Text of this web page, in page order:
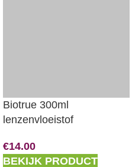
Biotrue 300ml
lenzenvloeistof
€14.00
BEKIJK PRODUCT